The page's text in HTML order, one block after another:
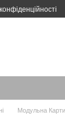
Модульна